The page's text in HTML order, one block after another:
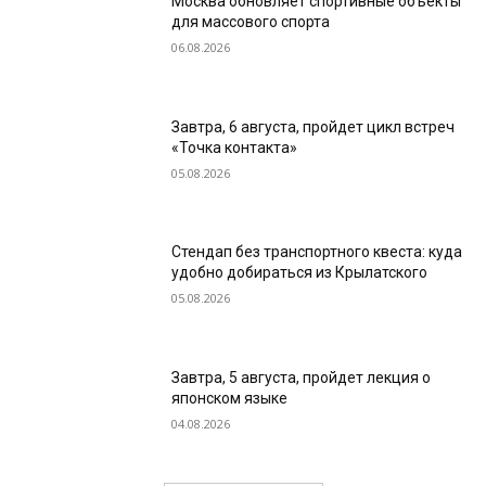
для массового спорта
06.08.2026
Завтра, 6 августа, пройдет цикл встреч
«Точка контакта»
05.08.2026
Стендап без транспортного квеста: куда
удобно добираться из Крылатского
05.08.2026
Завтра, 5 августа, пройдет лекция о
японском языке
04.08.2026